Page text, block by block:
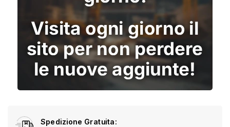
Spedizione Gratuita: